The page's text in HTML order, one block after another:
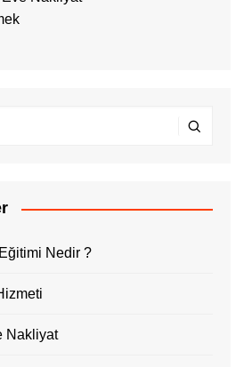
Nedir ?
Nakliyat